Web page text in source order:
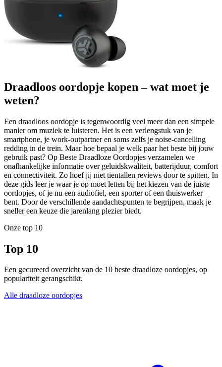
Draadloos oordopje kopen – wat moet je
weten?
Een draadloos oordopje is tegenwoordig veel meer dan een simpele
manier om muziek te luisteren. Het is een verlengstuk van je
smartphone, je work-outpartner en soms zelfs je noise-cancelling
redding in de trein. Maar hoe bepaal je welk paar het beste bij jouw
gebruik past? Op Beste Draadloze Oordopjes verzamelen we
onafhankelijke informatie over geluidskwaliteit, batterijduur, comfort
en connectiviteit. Zo hoef jij niet tientallen reviews door te spitten. In
deze gids leer je waar je op moet letten bij het kiezen van de juiste
oordopjes, of je nu een audiofiel, een sporter of een thuiswerker
bent. Door de verschillende aandachtspunten te begrijpen, maak je
sneller een keuze die jarenlang plezier biedt.
Onze top 10
Top 10
Een gecureerd overzicht van de 10 beste draadloze oordopjes, op
populariteit gerangschikt.
Alle draadloze oordopjes